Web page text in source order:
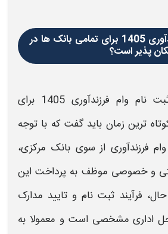
ثبت نام وام فرزندآوری 1405 برای تمامی بانک ها در
پذیر است؟
ثبت نام وام فرزندآوری 1405 برای
ترین زمان باید گفت که با توجه
وام فرزندآوری از سوی بانک مرکزی،
و خصوصی موظف به پرداخت این
فرآیند ثبت نام و تایید مدارک
اداری مشخصی است و معمولا به